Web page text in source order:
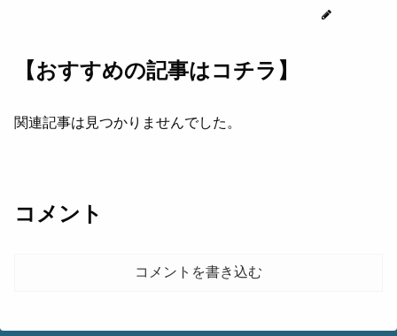
【おすすめの記事はコチラ】
関連記事は見つかりませんでした。
コメント
コメントを書き込む